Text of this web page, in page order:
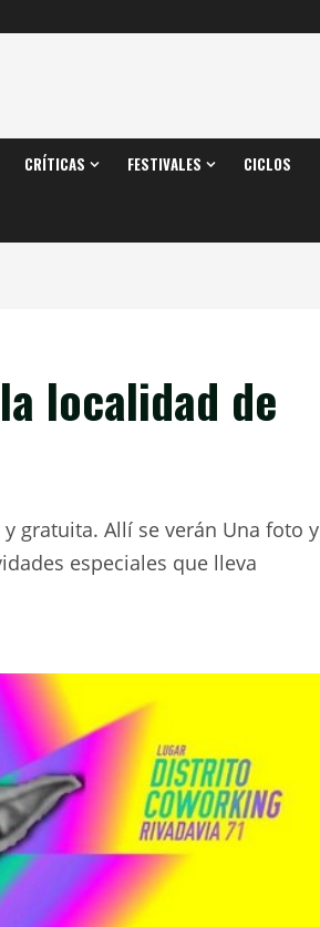
CRÍTICAS FESTIVALES CICLOS
localidad de
gratuita. Allí se verán Una foto y
especiales que lleva